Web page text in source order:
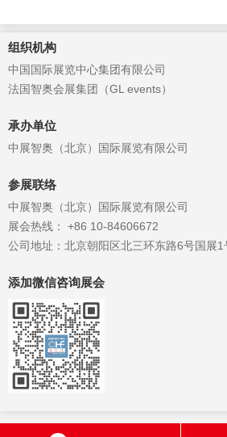
组织机构
中国国际展览中心集团有限公司
法国智奥会展集团（GL events）
承办单位
中展智奥（北京）国际展览有限公司
参展联络
中展智奥（北京）国际展览有限公司
展会热线： +86 10-84606672
公司地址：北京朝阳区北三环东路6号国展
添加微信咨询展会